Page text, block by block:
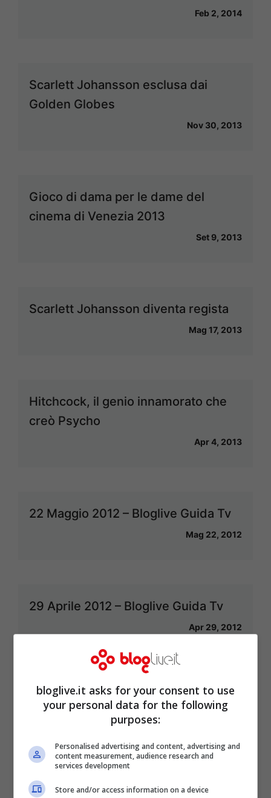
Feb 2, 2014
Scarlett Johansson esclusa dai
Golden Globes
Nov 30, 2013
Gioco di dama per le dame del
cinema di Venezia 2013
Set 9, 2013
Scarlett Johansson diventa regista
Mag 17, 2013
Hitchcock, il genio innamorato che
creò Psycho
Apr 4, 2013
22 Maggio 2012 – Bloglive Guida Tv
Mag 22, 2012
29 Aprile 2012 – Bloglive Guida Tv
Apr 29, 2012
Ancora casting per “Iron Man 3”: Il
nome nuovo è quello di Jessica
Apr 24, 2012
bloglive.it asks for your consent to use
your personal data for the following
purposes:
Personalised advertising and content, advertising and
content measurement, audience research and
services development
Store and/or access information on a device